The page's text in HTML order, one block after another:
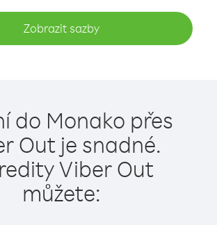
Zobrazit sazby
do Monako přes
Out je snadné.
Viber Out
můžete: